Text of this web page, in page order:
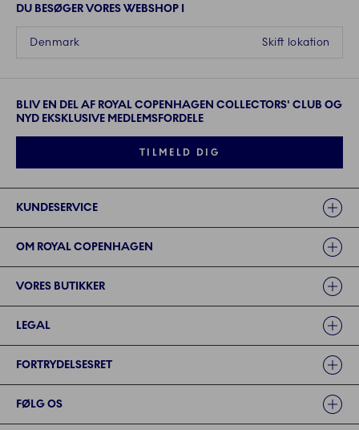
DU BESØGER VORES WEBSHOP I
Skift lokation
Denmark
BLIV EN DEL AF ROYAL COPENHAGEN COLLECTORS' CLUB OG
NYD EKSKLUSIVE MEDLEMSFORDELE
TILMELD DIG
KUNDESERVICE
OM ROYAL COPENHAGEN
VORES BUTIKKER
LEGAL
FORTRYDELSESRET
FØLG OS